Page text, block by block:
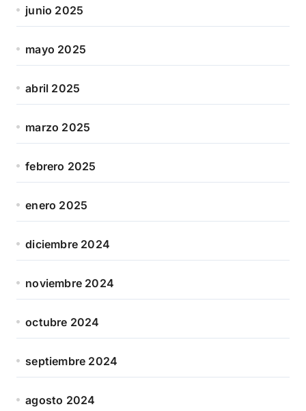
junio 2025
mayo 2025
abril 2025
marzo 2025
febrero 2025
enero 2025
diciembre 2024
noviembre 2024
octubre 2024
septiembre 2024
agosto 2024